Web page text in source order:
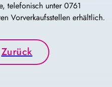
telefonisch unter 0761
Vorverkaufsstellen erhältlich.
Zurück